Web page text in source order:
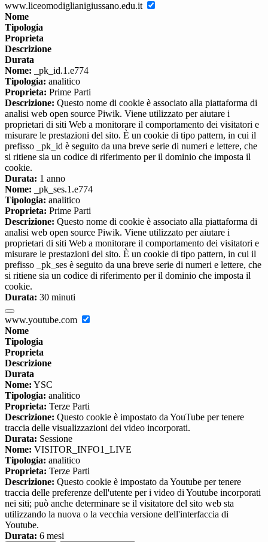
www.liceomodiglianigiussano.edu.it
Nome
Tipologia
Proprieta
Descrizione
Durata
Nome: _pk_id.1.e774
Tipologia: analitico
Proprieta: Prime Parti
Descrizione: Questo nome di cookie è associato alla piattaforma di
analisi web open source Piwik. Viene utilizzato per aiutare i
proprietari di siti Web a monitorare il comportamento dei visitatori e
misurare le prestazioni del sito. È un cookie di tipo pattern, in cui il
prefisso _pk_id è seguito da una breve serie di numeri e lettere, che
si ritiene sia un codice di riferimento per il dominio che imposta il
cookie.
Durata: 1 anno
Nome: _pk_ses.1.e774
Tipologia: analitico
Proprieta: Prime Parti
Descrizione: Questo nome di cookie è associato alla piattaforma di
analisi web open source Piwik. Viene utilizzato per aiutare i
proprietari di siti Web a monitorare il comportamento dei visitatori e
misurare le prestazioni del sito. È un cookie di tipo pattern, in cui il
prefisso _pk_ses è seguito da una breve serie di numeri e lettere, che
si ritiene sia un codice di riferimento per il dominio che imposta il
cookie.
Durata: 30 minuti
www.youtube.com
Nome
Tipologia
Proprieta
Descrizione
Durata
Nome: YSC
Tipologia: analitico
Proprieta: Terze Parti
Descrizione: Questo cookie è impostato da YouTube per tenere
traccia delle visualizzazioni dei video incorporati.
Durata: Sessione
Nome: VISITOR_INFO1_LIVE
Tipologia: analitico
Proprieta: Terze Parti
Descrizione: Questo cookie è impostato da Youtube per tenere
traccia delle preferenze dell'utente per i video di Youtube incorporati
nei siti; può anche determinare se il visitatore del sito web sta
utilizzando la nuova o la vecchia versione dell'interfaccia di
Youtube.
Durata: 6 mesi